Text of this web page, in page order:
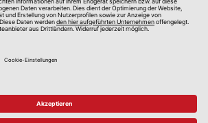
Impressum
AGB
Datenschutz
Hinweisgebersystem